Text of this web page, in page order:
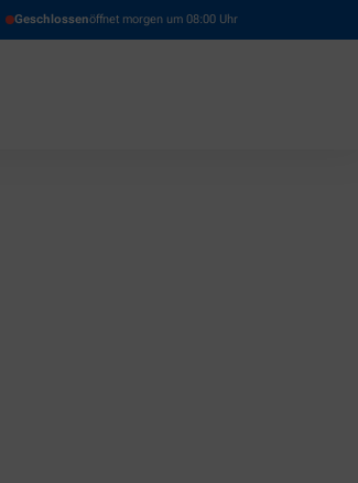
Geschlossenöffnet morgen um 08:00 Uhr